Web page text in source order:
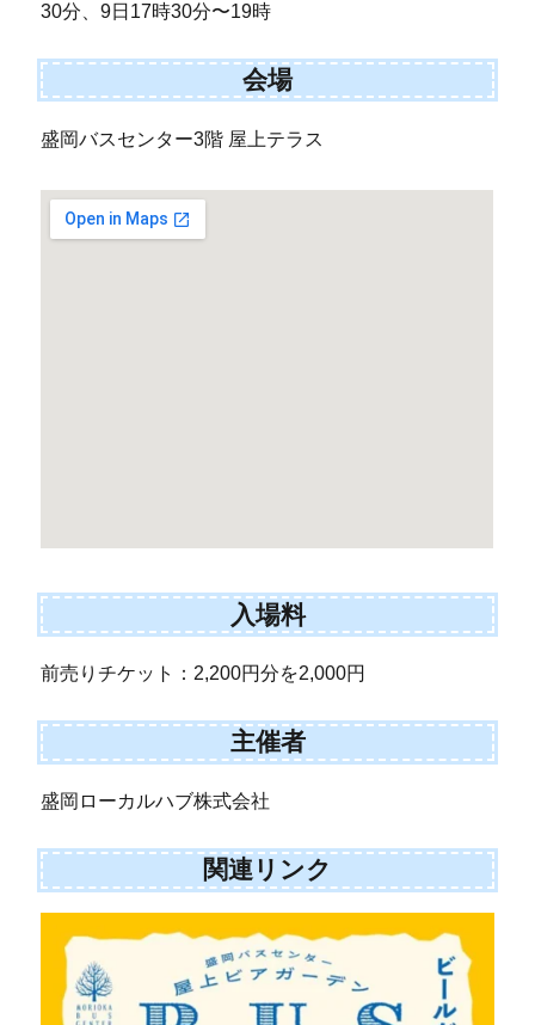
30分、9日17時30分〜19時
会場
盛岡バスセンター3階 屋上テラス
入場料
前売りチケット：2,200円分を2,000円
主催者
盛岡ローカルハブ株式会社
関連リンク